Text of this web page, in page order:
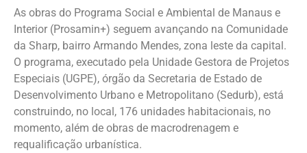
As obras do Programa Social e Ambiental de Manaus e
Interior (Prosamin+) seguem avançando na Comunidade
da Sharp, bairro Armando Mendes, zona leste da capital.
O programa, executado pela Unidade Gestora de Projetos
Especiais (UGPE), órgão da Secretaria de Estado de
Desenvolvimento Urbano e Metropolitano (Sedurb), está
construindo, no local, 176 unidades habitacionais, no
momento, além de obras de macrodrenagem e
requalificação urbanística.